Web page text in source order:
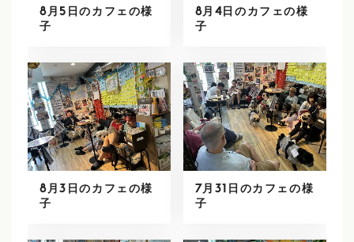
8月5日のカフェの様
子
8月4日のカフェの様
子
8月3日のカフェの様
子
7月31日のカフェの様
子